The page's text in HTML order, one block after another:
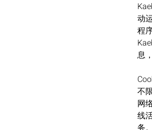
动
程
息
不
网
线